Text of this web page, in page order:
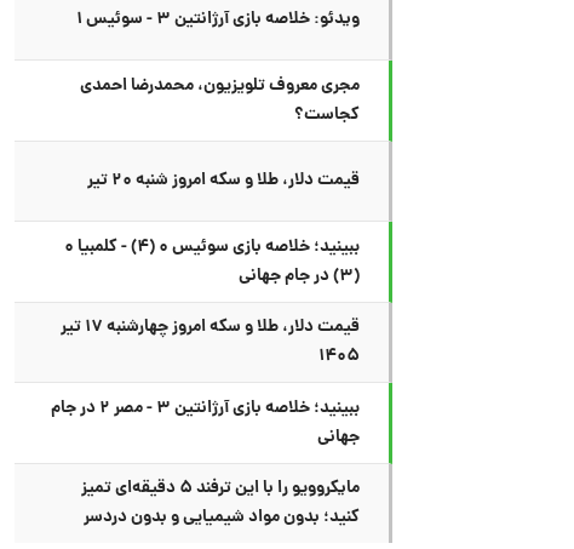
ویدئو: خلاصه بازی آرژانتین ۳ - سوئیس ۱
مجری معروف تلویزیون، محمدرضا احمدی
کجاست؟
قیمت دلار، طلا و سکه امروز شنبه ۲۰ تیر
ببینید؛ خلاصه بازی سوئیس ۰ (۴) - کلمبیا ۰
(۳) در جام جهانی
قیمت دلار، طلا و سکه امروز چهارشنبه ۱۷ تیر
۱۴۰۵
ببینید؛ خلاصه بازی آرژانتین ۳ - مصر ۲ در جام
جهانی
مایکروویو را با این ترفند ۵ دقیقه‌ای تمیز
کنید؛ بدون مواد شیمیایی و بدون دردسر